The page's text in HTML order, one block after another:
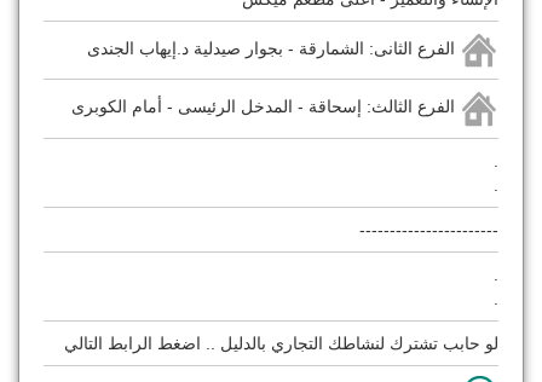
الفرع الثانى: الشمارقة - بجوار صيدلية د.إيهاب الجندى
الفرع الثالث: إسحاقة - المدخل الرئيسى - أمام الكوبرى
-----------------------
لو حابب تشترك لنشاطك التجاري بالدليل .. اضغط الرابط التالي